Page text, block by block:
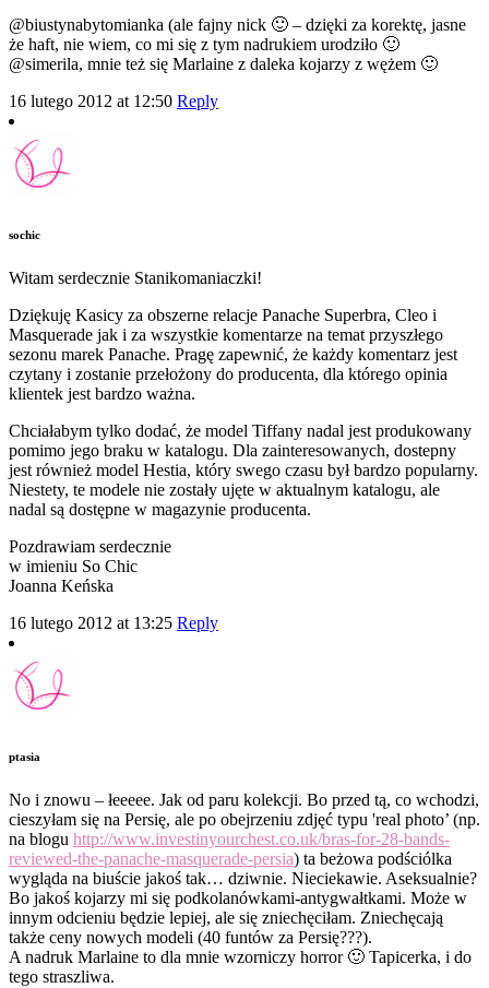
@biustynabytomianka (ale fajny nick 🙂 – dzięki za korektę, jasne
że haft, nie wiem, co mi się z tym nadrukiem urodziło 🙂
@simerila, mnie też się Marlaine z daleka kojarzy z wężem 🙂
16 lutego 2012 at 12:50 Reply
sochic
Witam serdecznie Stanikomaniaczki!
Dziękuję Kasicy za obszerne relacje Panache Superbra, Cleo i
Masquerade jak i za wszystkie komentarze na temat przyszłego
sezonu marek Panache. Pragę zapewnić, że każdy komentarz jest
czytany i zostanie przełożony do producenta, dla którego opinia
klientek jest bardzo ważna.
Chciałabym tylko dodać, że model Tiffany nadal jest produkowany
pomimo jego braku w katalogu. Dla zainteresowanych, dostepny
jest również model Hestia, który swego czasu był bardzo popularny.
Niestety, te modele nie zostały ujęte w aktualnym katalogu, ale
nadal są dostępne w magazynie producenta.
Pozdrawiam serdecznie
w imieniu So Chic
Joanna Keńska
16 lutego 2012 at 13:25 Reply
ptasia
No i znowu – łeeeee. Jak od paru kolekcji. Bo przed tą, co wchodzi,
cieszyłam się na Persię, ale po obejrzeniu zdjęć typu 'real photo’ (np.
na blogu http://www.investinyourchest.co.uk/bras-for-28-bands-
reviewed-the-panache-masquerade-persia) ta beżowa podściólka
wygląda na biuście jakoś tak… dziwnie. Nieciekawie. Aseksualnie?
Bo jakoś kojarzy mi się podkolanówkami-antygwałtkami. Może w
innym odcieniu będzie lepiej, ale się zniechęciłam. Zniechęcają
także ceny nowych modeli (40 funtów za Persię???).
A nadruk Marlaine to dla mnie wzorniczy horror 🙂 Tapicerka, i do
tego straszliwa.